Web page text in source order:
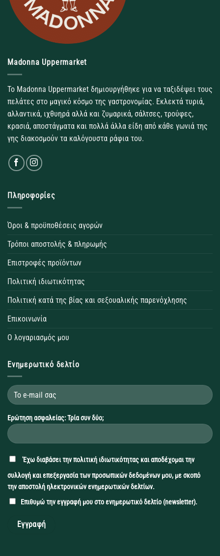
Madonna Uppermarket
Το Madonna Uppermarket δημιουργήθηκε για να ταξιδέψει τους
πελάτες στο μαγικό κόσμο της γαστρονομίας. Εκλεκτά τυριά,
αλλαντικά, ιχθυηρά αλλά και ζυμαρικά, σάλτσες, τρούφες,
κρασιά, αποστάγματα και πολλά άλλα είδη από κάθε γωνιά της
γης διακοσμούν τα καλόγουστα ράφια του.
Πληροφορίες
Όροι & προϋποθέσεις αγορών
Τρόποι αποστολής & πληρωμής
Επιστροφές προϊόντων
Πολιτική ιδιωτικότητας
Πολιτική κατά της βίας και σεξουαλικής παρενόχλησης
Επικοινωνία
Ο λογαριασμός μου
Ενημερωτικό δελτίο
Ερώτηση ασφαλείας: Τρία συν δύο;
'Εχω διαβάσει τηνπολιτική ιδιωτικότητας και αποδέχομαι την
συλλογή και επεξεργασία των προσωπικών δεδομένων μου, με σκοπό
την αποστολή ηλεκτρονικών ενημερωτικών δελτίων.
Επιθυμώ την εγγραφή μου στο ενημερωτικό δελτίο (newsletter).